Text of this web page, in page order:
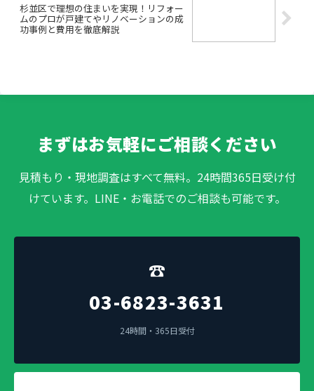
杉並区で理想の住まいを実現！リフォー
ムのプロが戸建てやリノベーションの成
功事例と費用を徹底解説
まずはお気軽にご相談ください
見積もり・現地調査はすべて無料。24時間365日受け付
けています。LINE・お電話でのご相談も可能です。
☎
03-6823-3631
24時間・365日受付